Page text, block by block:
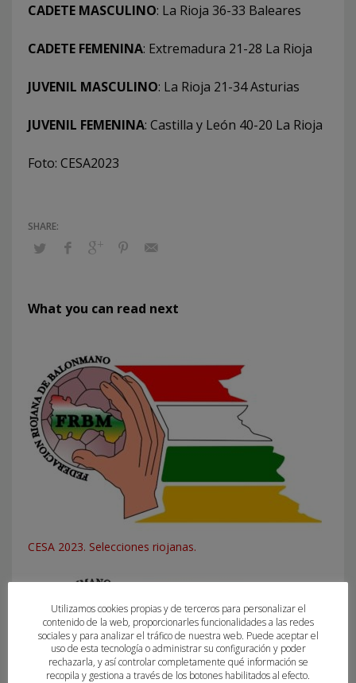
CADETE MASCULINO: La Rioja 36-33 Baleares
CADETE FEMENINA: Extremadura 21-28 La Rioja
JUVENIL MASCULINO: La Rioja 21-34 Asturias
JUVENIL FEMENINA: Castilla y León 40-20 La Rioja
Foto: CESA2023
What you can read next
CESA 2023. Selecciones riojanas.
Utilizamos cookies propias y de terceros para personalizar el
contenido de la web, proporcionarles funcionalidades a las redes
sociales y para analizar el tráfico de nuestra web. Puede aceptar el
uso de esta tecnología o administrar su configuración y poder
rechazarla, y así controlar completamente qué información se
recopila y gestiona a través de los botones habilitados al efecto.